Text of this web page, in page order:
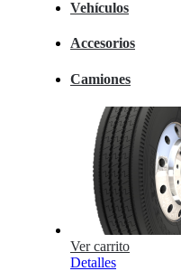
Vehículos
Accesorios
Camiones
Ver carrito
Detalles